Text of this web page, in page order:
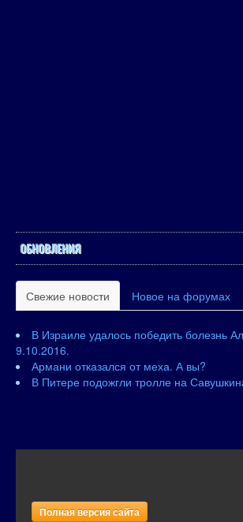
ОБНОВЛЕНИЯ
Свежие новости Новое на форумах
В Израиле удалось победить болезнь
9.10.2016.
Армани отказался от меха. А вы?
В Питере подожгли тролле на
Полная версия сайта